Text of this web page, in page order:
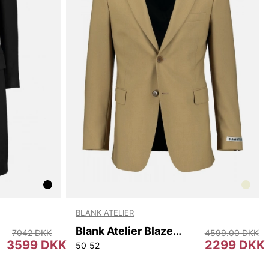
3599 DKK
7042 DKK
BLANK ATELIER
Blank Atelier Blazer Herr
50 52 2299 DKK
4599.00 DKK